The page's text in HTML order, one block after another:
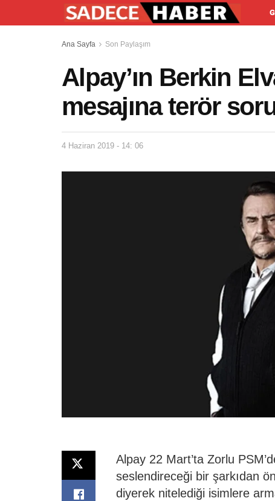
Ana Sayfa Son Paylaşım
Alpay’ın Berkin
mesajına terör
4 Haziran 2019 - 14: 06
Alpay 22 Mart’ta Zorlu
seslendireceği bir şarkıdan
diyerek nitelediği isimlere